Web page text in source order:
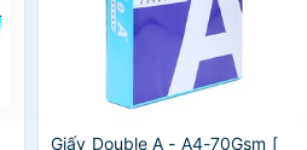
Giấy Double A - A4-70Gsm [